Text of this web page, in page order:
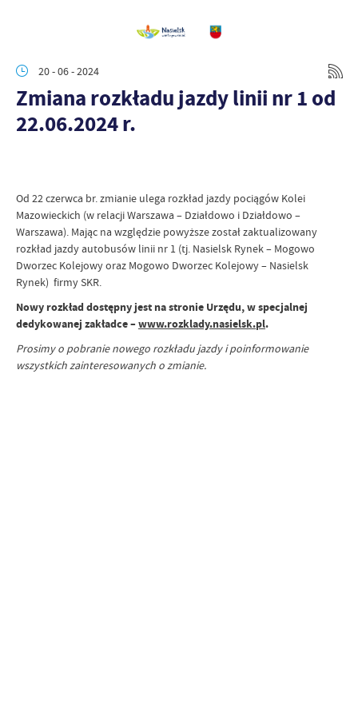
20 - 06 - 2024
Zmiana rozkładu jazdy linii nr 1 od
22.06.2024 r.
Od 22 czerwca br. zmianie ulega rozkład jazdy pociągów Kolei
Mazowieckich (w relacji Warszawa – Działdowo i Działdowo –
Warszawa). Mając na względzie powyższe został zaktualizowany
rozkład jazdy autobusów linii nr 1 (tj. Nasielsk Rynek – Mogowo
Dworzec Kolejowy oraz Mogowo Dworzec Kolejowy – Nasielsk
Rynek) firmy SKR.
Nowy rozkład dostępny jest na stronie Urzędu, w specjalnej
dedykowanej zakładce –www.rozklady.nasielsk.pl.
Prosimy o pobranie nowego rozkładu jazdy i poinformowanie
wszystkich zainteresowanych o zmianie.